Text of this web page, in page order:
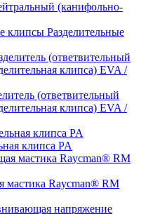
(канифольно-
Разделительные
(ответвительный
клипса) EVA /
клипса PA
мастика Raycman® RM